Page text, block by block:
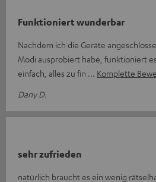
Funktioniert wunderbar
Nachdem ich die Geräte
Modi ausprobiert habe, funktioniert
einfach, alles zu fin
Komplette
Dany D.
sehr zufrieden
natürlich braucht es ein wenig